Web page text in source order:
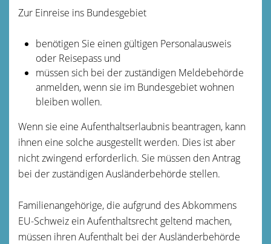
Zur Einreise ins Bundesgebiet
benötigen Sie einen gültigen Personalausweis
oder Reisepass und
müssen sich bei der zuständigen Meldebehörde
anmelden, wenn sie im Bundesgebiet wohnen
bleiben wollen.
Wenn sie eine Aufenthaltserlaubnis beantragen, kann
ihnen eine solche ausgestellt werden. Dies ist aber
nicht zwingend erforderlich. Sie müssen den Antrag
bei der zuständigen Ausländerbehörde stellen.
Familienangehörige, die aufgrund des Abkommens
EU-Schweiz ein Aufenthaltsrecht geltend machen,
müssen ihren Aufenthalt bei der Ausländerbehörde